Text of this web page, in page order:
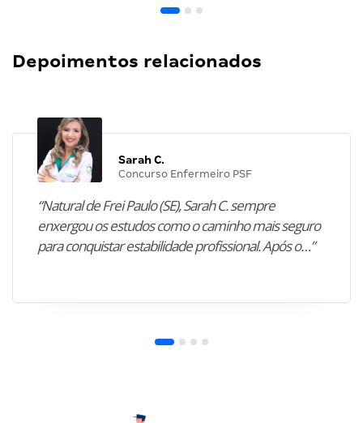
Depoimentos relacionados
Sarah C.
Concurso Enfermeiro PSF
“Natural de Frei Paulo (SE), Sarah C. sempre
enxergou os estudos como o caminho mais seguro
para conquistar estabilidade profissional. Após o…”